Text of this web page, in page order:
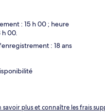
: 15 h 00 ; heure
00.
: 18 ans
plus et connaître les frais